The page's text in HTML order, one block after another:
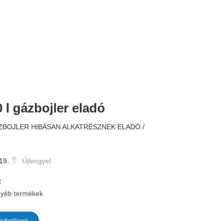
l gázbojler eladó
HIBÁSAN ALKATRÉSZNEK ELADÓ /
Újlengyel
termékek